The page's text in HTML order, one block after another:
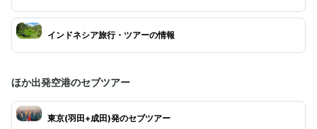
インドネシア旅行・ツアーの情報
ほか出発空港のセブツアー
東京(羽田+成田)発のセブツアー